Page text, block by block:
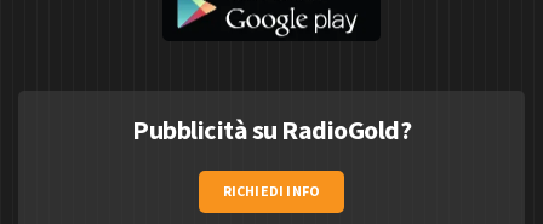
Pubblicità su RadioGold?
RICHIEDI INFO